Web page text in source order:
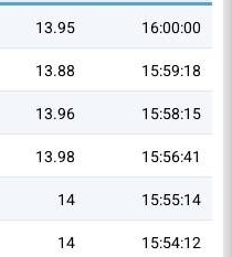
16:00:00
13.95
15:59:18
13.88
15:58:15
13.96
15:56:41
13.98
15:55:14
14
15:54:12
14